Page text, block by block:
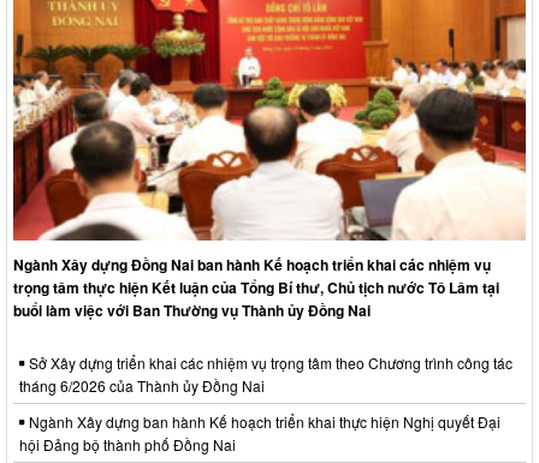
Ngành Xây dựng Đồng Nai ban hành Kế hoạch triển khai các nhiệm vụ
trọng tâm thực hiện Kết luận của Tổng Bí thư, Chủ tịch nước Tô Lâm tại
buổi làm việc với Ban Thường vụ Thành ủy Đồng Nai
Sở Xây dựng triển khai các nhiệm vụ trọng tâm theo Chương trình công tác
tháng 6/2026 của Thành ủy Đồng Nai
Ngành Xây dựng ban hành Kế hoạch triển khai thực hiện Nghị quyết Đại
hội Đảng bộ thành phố Đồng Nai